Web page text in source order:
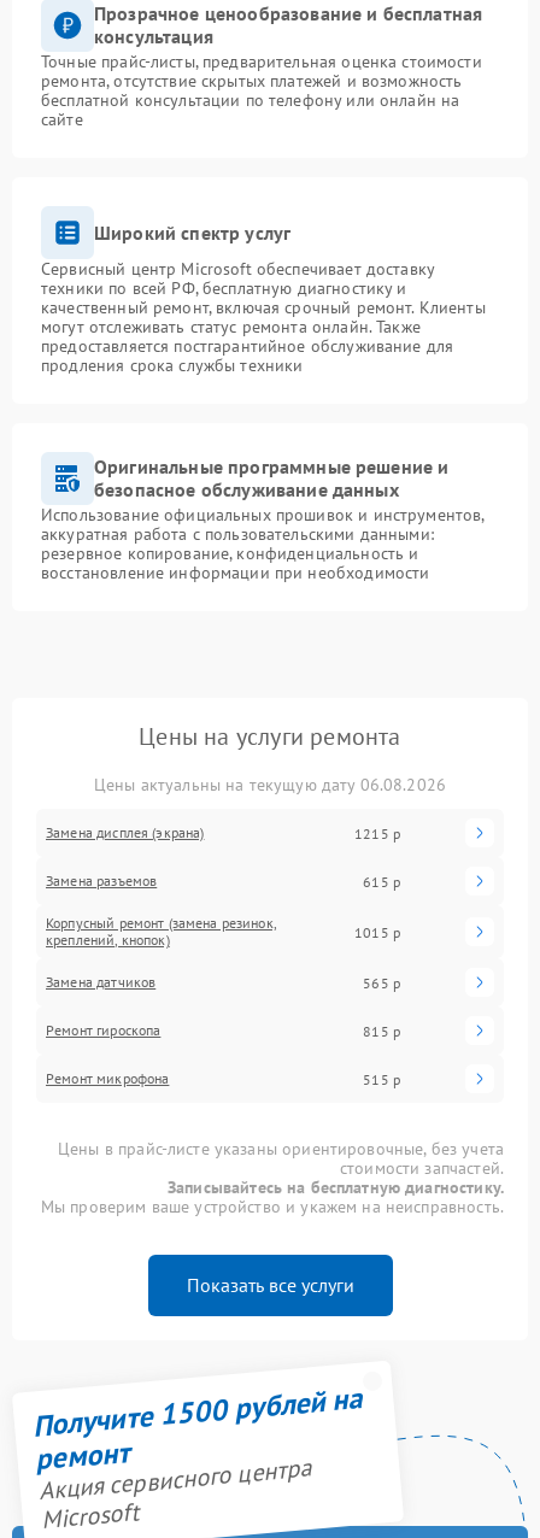
Прозрачное ценообразование и бесплатная
консультация
Точные прайс-листы, предварительная оценка стоимости
ремонта, отсутствие скрытых платежей и возможность
бесплатной консультации по телефону или онлайн на
сайте
Широкий спектр услуг
Сервисный центр Microsoft обеспечивает доставку
техники по всей РФ, бесплатную диагностику и
качественный ремонт, включая срочный ремонт. Клиенты
могут отслеживать статус ремонта онлайн. Также
предоставляется постгарантийное обслуживание для
продления срока службы техники
Оригинальные программные решение и
безопасное обслуживание данных
Использование официальных прошивок и инструментов,
аккуратная работа с пользовательскими данными:
резервное копирование, конфиденциальность и
восстановление информации при необходимости
Цены на услуги ремонта
Цены актуальны на текущую дату 06.08.2026
Замена дисплея (экрана) 1215 р
Замена разъемов 615 р
Корпусный ремонт (замена резинок,
креплений, кнопок)
1015 р
Замена датчиков 565 р
Ремонт гироскопа 815 р
Ремонт микрофона 515 р
Цены в прайс-листе указаны ориентировочные, без учета
стоимости запчастей.
Записывайтесь на бесплатную диагностику.
Мы проверим ваше устройство и укажем на неисправность.
Показать все услуги
Получите 1500 рублей на
ремонт
Акция сервисного центра
Microsoft